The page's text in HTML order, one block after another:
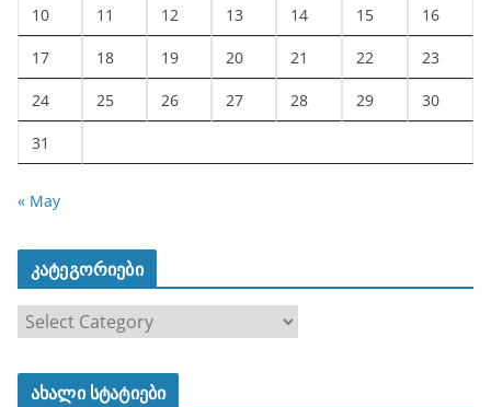
10 11 12 13 14 15 16
17 18 19 20 21 22 23
24 25 26 27 28 29 30
31
« May
კატეგორიები
ტ
ახალი სტატიები